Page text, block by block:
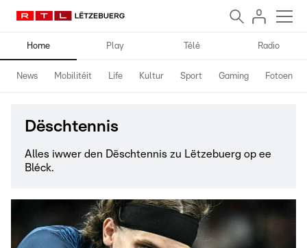
Home Play Télé Radio
News Mobilitéit Life Kultur Sport Gaming Fotoen
Dëschtennis
Alles iwwer den Dëschtennis zu Lëtzebuerg op ee
Bléck.